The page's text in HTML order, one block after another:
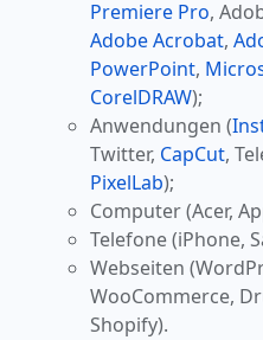
Premiere Pro,
Adobe Acrobat,
PowerPoint,
CorelDRAW);
Anwendungen (
Twitter, CapCut,
PixelLab);
Computer (Acer,
Telefone (iPhone,
Webseiten
WooCommerce,
Shopify).